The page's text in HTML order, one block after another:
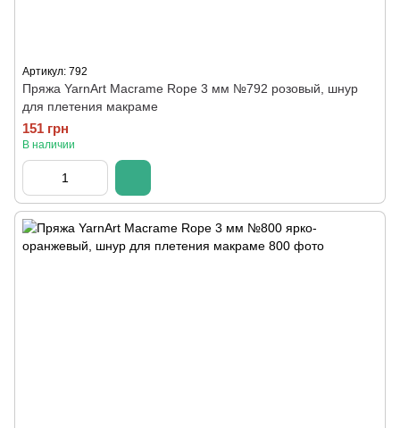
Артикул: 792
Пряжа YarnArt Macrame Rope 3 мм №792 розовый, шнур
для плетения макраме
151 грн
В наличии